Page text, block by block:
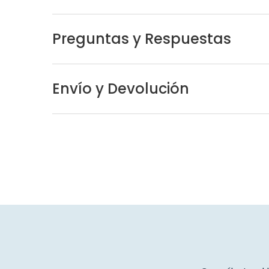
Preguntas y Respuestas
Envío y Devolución